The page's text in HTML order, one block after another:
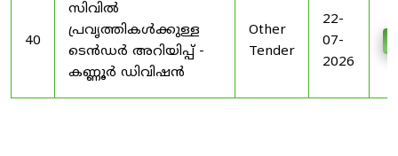
40
സിവിൽ
പ്രവൃത്തികൾക്കുള്ള
ടെൻഡർ അറിയിപ്പ് -
കണ്ണൂർ ഡിവിഷൻ
Other
Tender
22-
07-
2026